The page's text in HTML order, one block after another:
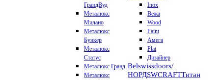
ГрандВуд
Металюкс
Милано
Металюкс
Бункер
Металюкс
Статус
Металюкс Гранд
Металюкс
Inox
Вежа
Wood
Paint
Амега
Plat
Дизайнер
Belswissdoors/
НОРДSWCRAFTТитан